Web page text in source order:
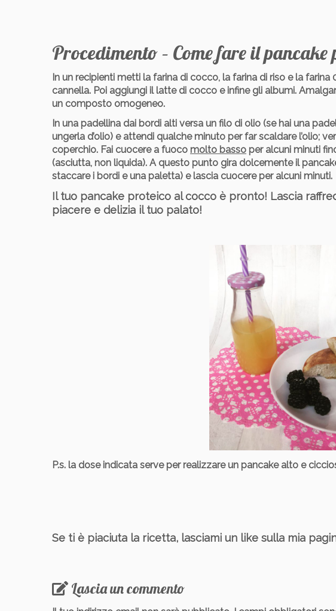
Procedimento – Come fare il
In un recipienti metti la farina di cocco, la farina di riso e la
cannella. Poi aggiungi il latte di cocco e infine gli albumi.
un composto omogeneo.
In una padellina dai bordi alti versa un filo di olio (se hai una
ungerla d’olio) e attendi qualche minuto per far scaldare l’olio;
coperchio. Fai cuocere a fuoco molto basso per alcuni minuti
(asciutta, non liquida). A questo punto gira dolcemente il
staccare i bordi e una paletta) e lascia cuocere per alcuni minuti.
Il tuo pancake proteico al cocco è pronto! Lascia
piacere e delizia il tuo palato!
P.s. la dose indicata serve per realizzare un pancake alto e
Se ti è piaciuta la ricetta, lasciami un like sulla mia
Lascia un commento